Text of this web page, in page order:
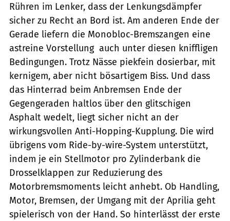
Rühren im Lenker, dass der Lenkungsdämpfer
sicher zu Recht an Bord ist. Am anderen Ende der
Gerade liefern die Monobloc-Bremszangen eine
astreine Vorstellung  auch unter diesen kniffligen
Bedingungen. Trotz Nässe piekfein dosierbar, mit
kernigem, aber nicht bösartigem Biss. Und dass
das Hinterrad beim Anbremsen Ende der
Gegengeraden haltlos über den glitschigen
Asphalt wedelt, liegt sicher nicht an der
wirkungsvollen Anti-Hopping-Kupplung. Die wird
übrigens vom Ride-by-wire-System unterstützt,
indem je ein Stellmotor pro Zylinderbank die
Drosselklappen zur Reduzierung des
Motorbremsmoments leicht anhebt. Ob Handling,
Motor, Bremsen, der Umgang mit der Aprilia geht
spielerisch von der Hand. So hinterlässt der erste